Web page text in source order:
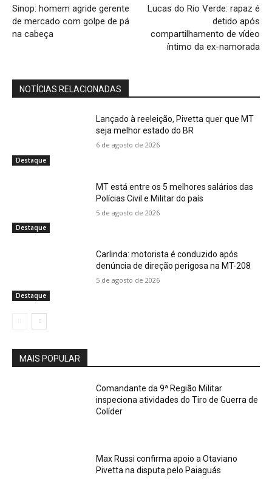
Sinop: homem agride gerente
de mercado com golpe de pá
na cabeça
Lucas do Rio Verde: rapaz é
detido após
compartilhamento de vídeo
íntimo da ex-namorada
NOTÍCIAS RELACIONADAS
Destaque
Lançado à reeleição, Pivetta quer que MT
seja melhor estado do BR
6 de agosto de 2026
Destaque
MT está entre os 5 melhores salários das
Polícias Civil e Militar do país
5 de agosto de 2026
Destaque
Carlinda: motorista é conduzido após
denúncia de direção perigosa na MT-208
5 de agosto de 2026
MAIS POPULAR
Comandante da 9ª Região Militar
inspeciona atividades do Tiro de Guerra de
Colíder
Max Russi confirma apoio a Otaviano
Pivetta na disputa pelo Paiaguás